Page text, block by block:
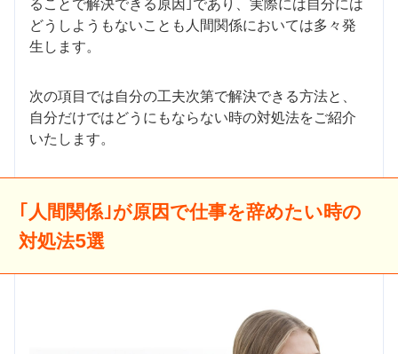
ることで解決できる原因｣であり、実際には自分には
どうしようもないことも人間関係においては多々発
生します。
次の項目では自分の工夫次第で解決できる方法と、
自分だけではどうにもならない時の対処法をご紹介
いたします。
｢人間関係｣が原因で仕事を辞めたい時の
対処法5選